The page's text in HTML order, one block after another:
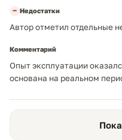
− Недостатки
Автор отметил отдельные
Комментарий
Опыт эксплуатации
основана на реальном